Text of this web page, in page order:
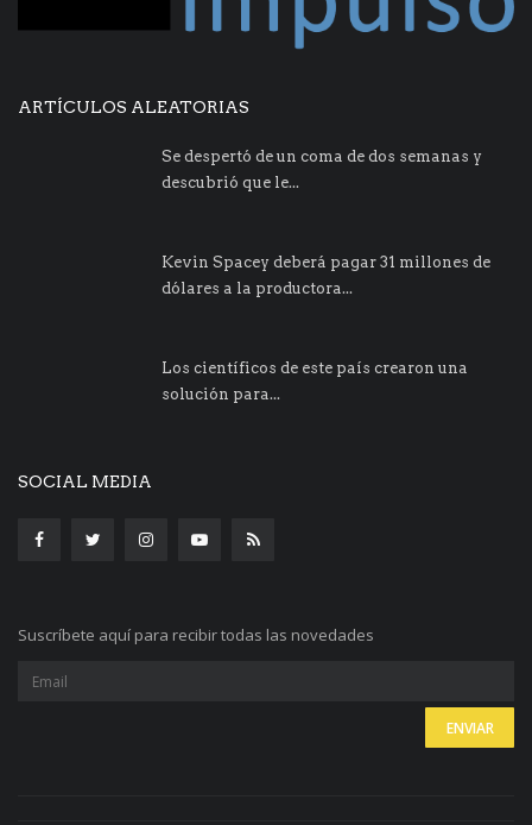
ARTÍCULOS ALEATORIAS
Se despertó de un coma de dos semanas y
descubrió que le...
Kevin Spacey deberá pagar 31 millones de
dólares a la productora...
Los científicos de este país crearon una
solución para...
SOCIAL MEDIA
Suscríbete aquí para recibir todas las novedades